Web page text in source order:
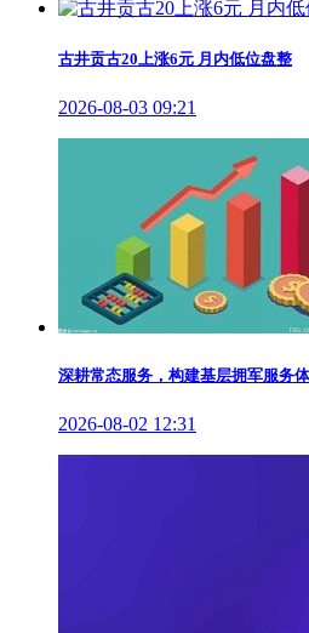
古井贡古20上涨6元 月内低位盘整
2026-08-03 09:21
深耕常态服务，构建基层拥军服务
2026-08-02 12:31